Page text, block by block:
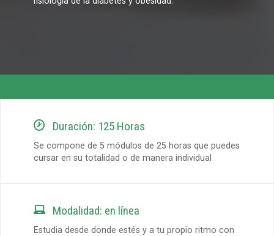
 Duración: 125 Horas
Se compone de 5 módulos de 25 horas que puedes
cursar en su totalidad o de manera individual
Modalidad: en línea
Estudia desde donde estés y a tu propio ritmo con